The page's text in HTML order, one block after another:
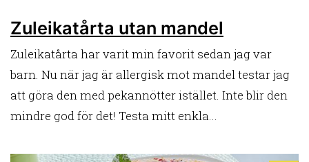
Zuleikatårta utan mandel
Zuleikatårta har varit min favorit sedan jag var
barn. Nu när jag är allergisk mot mandel testar jag
att göra den med pekannötter istället. Inte blir den
mindre god för det! Testa mitt enkla...